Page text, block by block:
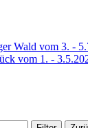
Wald vom 3. -
vom 1. -